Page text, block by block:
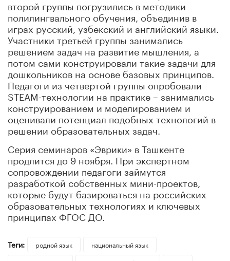
второй группы погрузились в методики
полилингвального обучения, объединив в
играх русский, узбекский и английский языки.
Участники третьей группы занимались
решением задач на развитие мышления, а
потом сами конструировали такие задачи для
дошкольников на основе базовых принципов.
Педагоги из четвертой группы опробовали
STEAM-технологии на практике – занимались
конструированием и моделированием и
оценивали потенциал подобных технологий в
решении образовательных задач.
Серия семинаров «Эврики» в Ташкенте
продлится до 9 ноября. При экспертном
сопровождении педагоги займутся
разработкой собственных мини-проектов,
которые будут базироваться на российских
образовательных технологиях и ключевых
принципах ФГОС ДО.
Теги: родной язык
национальный язык